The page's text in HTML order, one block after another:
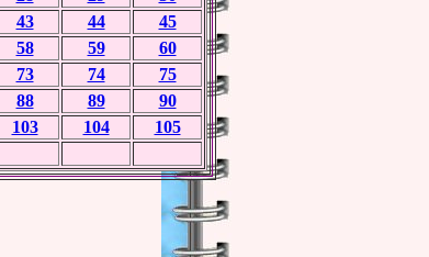
43 44
45
58 59
60
73 74
75
88 89
90
103 104
105